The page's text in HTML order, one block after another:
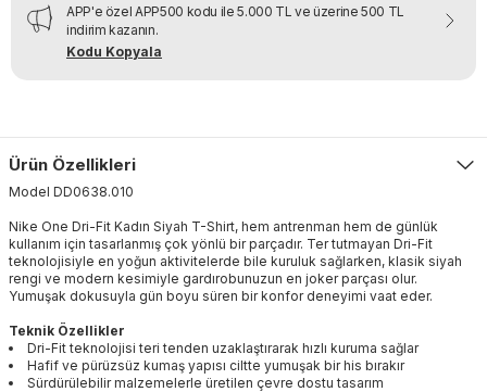
APP'e özel APP500 kodu ile 5.000 TL ve üzerine 500 TL
indirim kazanın.
Kodu Kopyala
Ürün Özellikleri
Model DD0638.010
Nike One Dri-Fit Kadın Siyah T-Shirt, hem antrenman hem de günlük
kullanım için tasarlanmış çok yönlü bir parçadır. Ter tutmayan Dri-Fit
teknolojisiyle en yoğun aktivitelerde bile kuruluk sağlarken, klasik siyah
rengi ve modern kesimiyle gardırobunuzun en joker parçası olur.
Yumuşak dokusuyla gün boyu süren bir konfor deneyimi vaat eder.
Teknik Özellikler
Dri-Fit teknolojisi teri tenden uzaklaştırarak hızlı kuruma sağlar
Hafif ve pürüzsüz kumaş yapısı ciltte yumuşak bir his bırakır
Sürdürülebilir malzemelerle üretilen çevre dostu tasarım